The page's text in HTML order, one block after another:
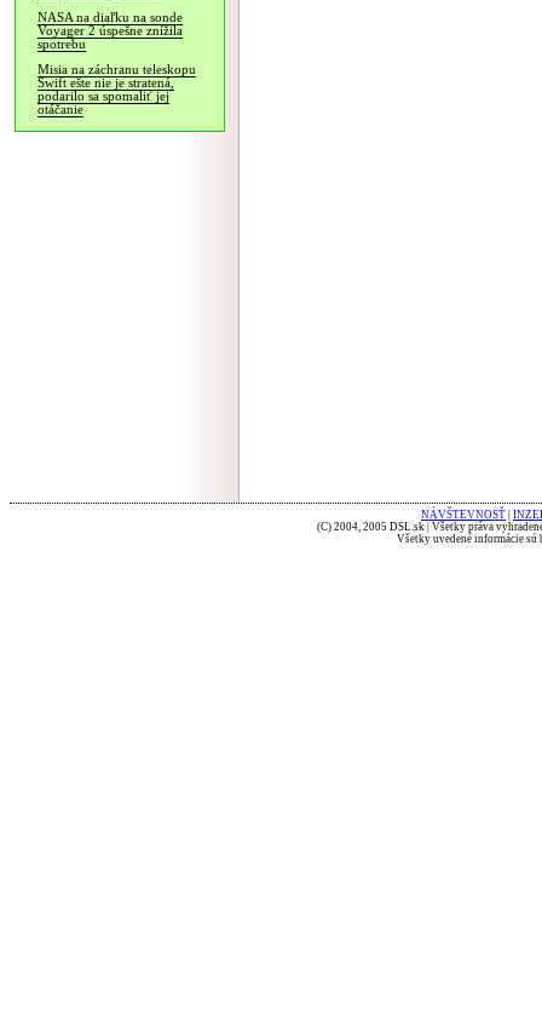
NASA na diaľku na sonde
Voyager 2 úspešne znížila
spotrebu
Misia na záchranu teleskopu
Swift ešte nie je stratená,
podarilo sa spomaliť jej
otáčanie
NÁVŠTEVNOSŤ
(C) 2004, 2005 DSL.sk | Všetky práva
Všetky uvedené informácie sú